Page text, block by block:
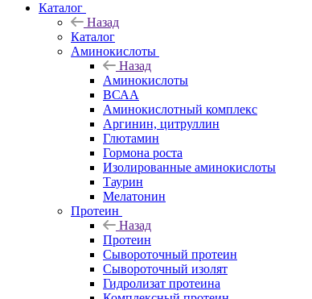
Каталог
Назад
Каталог
Аминокислоты
Назад
Аминокислоты
ВСАА
Аминокислотный комплекс
Аргинин, цитруллин
Глютамин
Гормона роста
Изолированные аминокислоты
Таурин
Мелатонин
Протеин
Назад
Протеин
Сывороточный протеин
Сывороточный изолят
Гидролизат протеина